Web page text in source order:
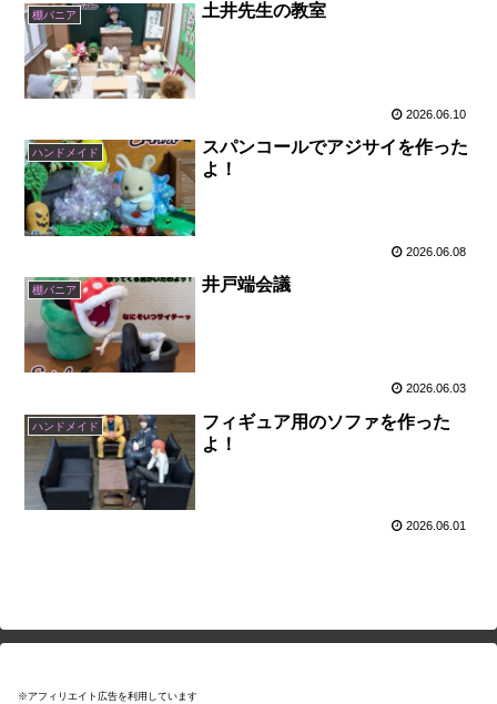
棚バニア 土井先生の教室
2026.06.10
ハンドメイド
スパンコールでアジサイを作った
よ！
2026.06.08
棚バニア 井戸端会議
2026.06.03
ハンドメイド
フィギュア用のソファを作った
よ！
2026.06.01
※アフィリエイト広告を利用しています